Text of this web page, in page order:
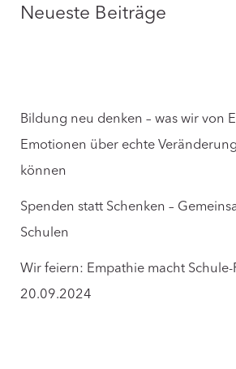
Neueste Beiträge
Bildung neu denken – was wir von
Emotionen über echte
können
Spenden statt Schenken –
Schulen
Wir feiern: Empathie macht Schule-
20.09.2024